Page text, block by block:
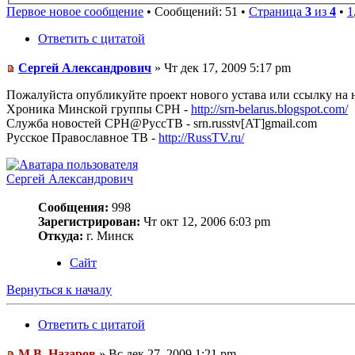
Первое новое сообщение • Сообщений: 51 • Страница 3 из 4 • 1 ,
Ответить с цитатой
Сергей Александрович » Чт дек 17, 2009 5:17 pm
Пожалуйста опубликуйте проект нового устава или ссылку на
Хроника Минской группы СРН - http://srn-belarus.blogspot.com/
Служба новостей СРН@РуссТВ - srn.russtv[AT]gmail.com
Русское Православное ТВ - http://RussTV.ru/
Сергей Александрович
Сообщения: 998
Зарегистрирован: Чт окт 12, 2006 6:03 pm
Откуда: г. Минск
Сайт
Вернуться к началу
Ответить с цитатой